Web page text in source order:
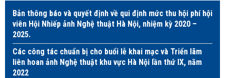
Bản thông báo và quyết định về qui định mức thu hội phí hội
viên Hội Nhiếp ảnh Nghệ thuật Hà Nội, nhiệm kỳ 2020 –
2025.
Các công tác chuẩn bị cho buổi lễ khai mạc và Triển lãm
liên hoan ảnh Nghệ thuật khu vực Hà Nội lần thứ IX, năm
2022